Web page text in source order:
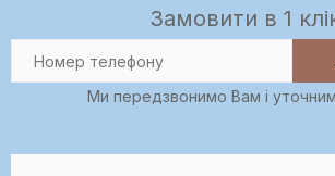
Замовити в 1
Ми передзвонимо Вам і